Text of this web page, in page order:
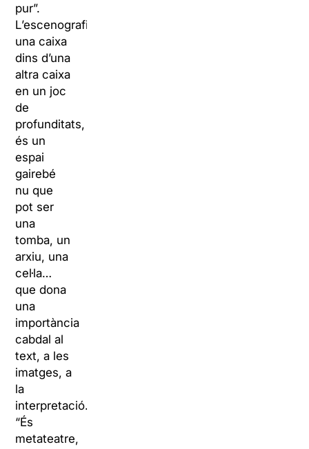
pur”.
L’escenografia,
una caixa
dins d’una
altra caixa
en un joc
de
profunditats,
és un
espai
gairebé
nu que
pot ser
una
tomba, un
arxiu, una
cel·la…
que dona
una
importància
cabdal al
text, a les
imatges, a
la
interpretació.
“És
metateatre,